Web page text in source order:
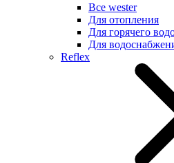
Все wester
Для отопления
Для горячего
Для
Reflex